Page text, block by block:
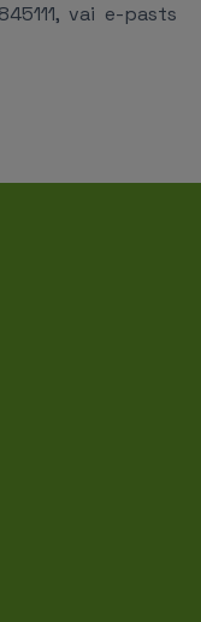
vai e-pasts